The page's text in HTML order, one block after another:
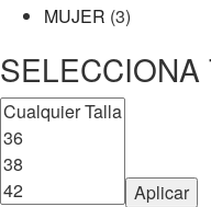
MUJER (3)
SELECCIONA
Aplicar